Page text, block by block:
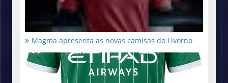
Magma apresenta as novas camisas do Livorno